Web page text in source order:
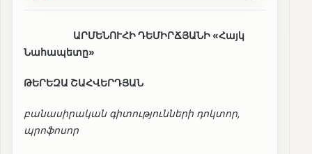
ԱՐՄԵՆՈՒՀԻ ԴԵՄԻՐՃՅԱՆԻ «Հայկ
Նահապետը»
ԹԵՐԵԶԱ ՇԱՀՎԵՐԴՅԱՆ
բանասիրական գիտությունների դոկտոր,
պրոֆոսոր